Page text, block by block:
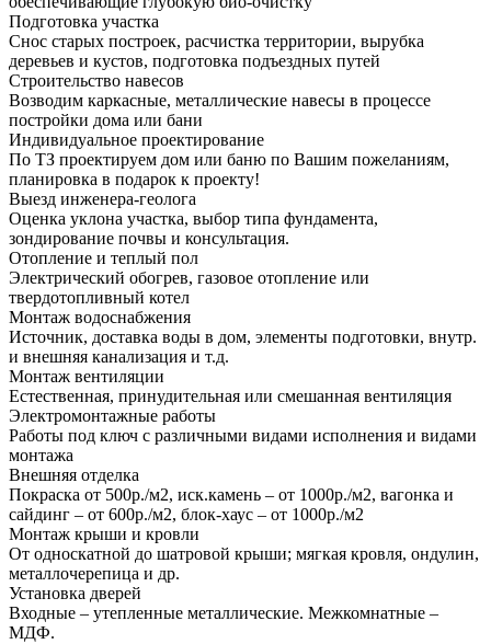
Подготовка участка
Снос старых построек, расчистка территории, вырубка
деревьев и кустов, подготовка подъездных путей
Строительство навесов
Возводим каркасные, металлические навесы в процессе
постройки дома или бани
Индивидуальное проектирование
По ТЗ проектируем дом или баню по Вашим пожеланиям,
планировка в подарок к проекту!
Выезд инженера-геолога
Оценка уклона участка, выбор типа фундамента,
зондирование почвы и консультация.
Отопление и теплый пол
Электрический обогрев, газовое отопление или
твердотопливный котел
Монтаж водоснабжения
Источник, доставка воды в дом, элементы подготовки, внутр.
и внешняя канализация и т.д.
Монтаж вентиляции
Естественная, принудительная или смешанная вентиляция
Электромонтажные работы
Работы под ключ с различными видами исполнения и видами
монтажа
Внешняя отделка
Покраска от 500р./м2, иск.камень – от 1000р./м2, вагонка и
сайдинг – от 600р./м2, блок-хаус – от 1000р./м2
Монтаж крыши и кровли
От односкатной до шатровой крыши; мягкая кровля, ондулин,
металлочерепица и др.
Установка дверей
Входные – утепленные металлические. Межкомнатные –
МДФ.